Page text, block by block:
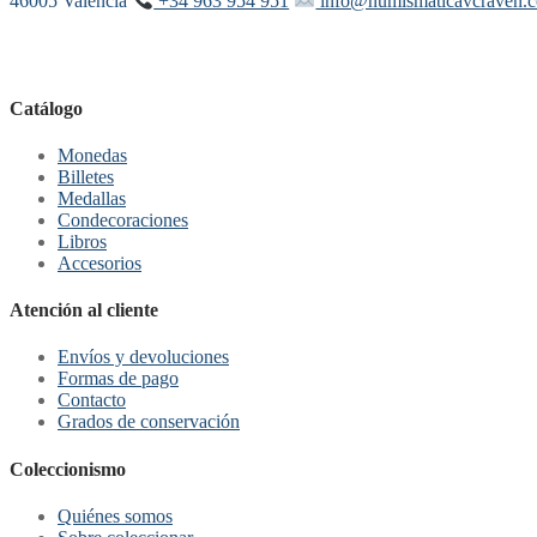
Catálogo
Monedas
Billetes
Medallas
Condecoraciones
Libros
Accesorios
Atención al cliente
Envíos y devoluciones
Formas de pago
Contacto
Grados de conservación
Coleccionismo
Quiénes somos